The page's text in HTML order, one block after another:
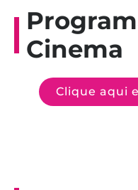
Cinema
Clique aqui